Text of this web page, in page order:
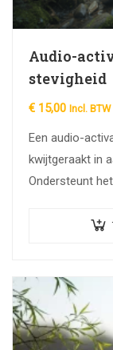
Audio-
stevigheid
€ 15,00 Incl. BTW
Een audio-
kwijtgeraakt in
Ondersteunt